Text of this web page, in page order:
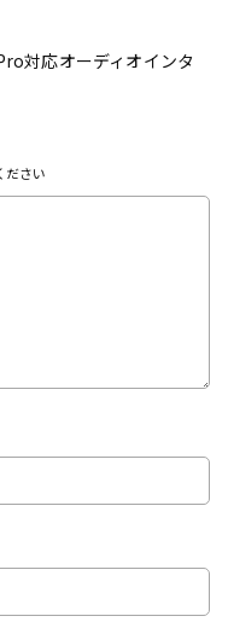
対応オーディオインタ
ださい